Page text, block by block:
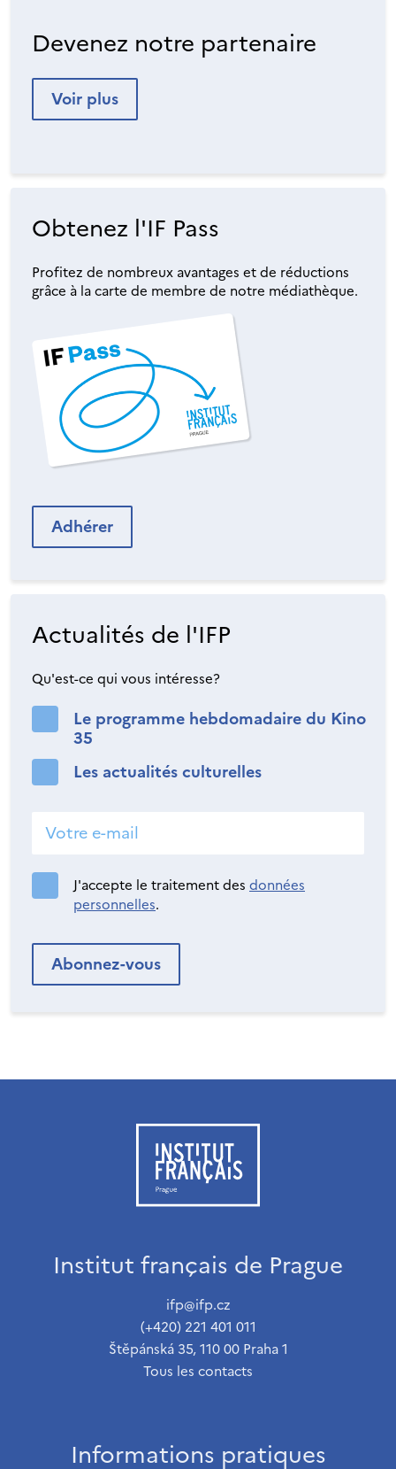
Devenez notre partenaire
Voir plus
Obtenez l'IF Pass
Profitez de nombreux avantages et de réductions
grâce à la carte de membre de notre médiathèque.
Adhérer
Actualités de l'IFP
Qu'est-ce qui vous intéresse?
Le programme hebdomadaire du Kino
35
Les actualités culturelles
J'accepte le traitement des données
personnelles.
Institut français de Prague
ifp@ifp.cz
(+420) 221 401 011
Štěpánská 35, 110 00 Praha 1
Tous les contacts
Informations pratiques